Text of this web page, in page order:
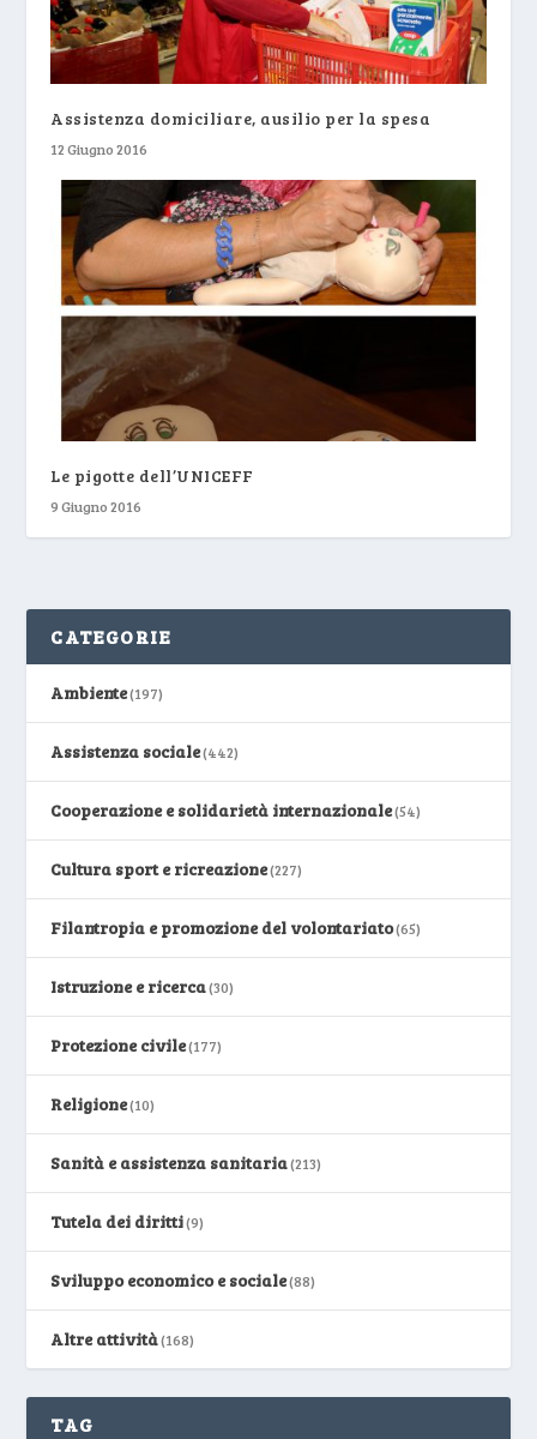
Assistenza domiciliare, ausilio per la spesa
12 Giugno 2016
Le pigotte dell’UNICEFF
9 Giugno 2016
CATEGORIE
Ambiente(197)
Assistenza sociale(442)
Cooperazione e solidarietà internazionale(54)
Cultura sport e ricreazione(227)
Filantropia e promozione del volontariato(65)
Istruzione e ricerca(30)
Protezione civile(177)
Religione(10)
Sanità e assistenza sanitaria(213)
Tutela dei diritti(9)
Sviluppo economico e sociale(88)
Altre attività(168)
TAG